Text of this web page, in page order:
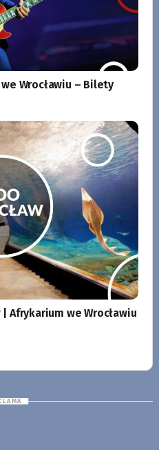
Wrocławiu – Bilety
Afrykarium we Wrocławiu